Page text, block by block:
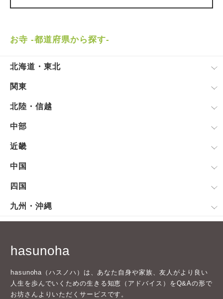
お寺 -都道府県から探す-
北海道・東北
関東
北陸・信越
中部
近畿
中国
四国
九州・沖縄
hasunoha
hasunoha（ハスノハ）は、あなた自身や家族、友人がより良い
人生を歩んでいくための生きる知恵（アドバイス）をQ&Aの形で
お坊さんよりいただくサービスです。